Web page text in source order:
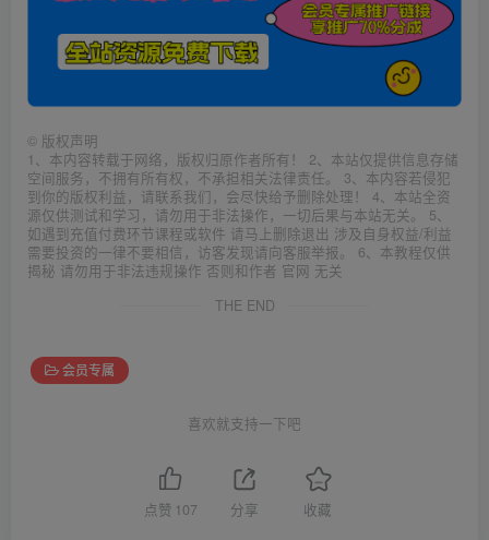
© 版权声明
1、本内容转载于网络，版权归原作者所有！ 2、本站仅提供信息存储
空间服务，不拥有所有权，不承担相关法律责任。 3、本内容若侵犯
到你的版权利益，请联系我们，会尽快给予删除处理！ 4、本站全资
源仅供测试和学习，请勿用于非法操作，一切后果与本站无关。 5、
如遇到充值付费环节课程或软件 请马上删除退出 涉及自身权益/利益
需要投资的一律不要相信，访客发现请向客服举报。 6、本教程仅供
揭秘 请勿用于非法违规操作 否则和作者 官网 无关
THE END
会员专属
喜欢就支持一下吧
点赞 107 分享 收藏